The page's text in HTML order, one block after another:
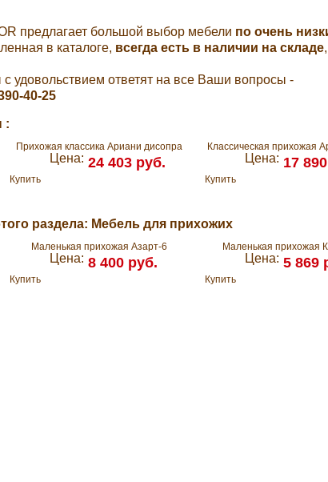
предлагает большой выбор мебели по очень
в каталоге, всегда есть в наличии на складе
удовольствием ответят на все Ваши вопросы -
40-25
:
Прихожая классика Ариани дисопра
Цена: 24 403 руб.
Купить
Классическая прихожая
Цена: 17
Купить
раздела: Мебель для прихожих
Маленькая прихожая Азарт-6
Цена: 8 400 руб.
Купить
Маленькая прихожая
Цена: 5 869
Купить